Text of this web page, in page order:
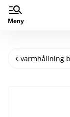
Meny
varmhållning